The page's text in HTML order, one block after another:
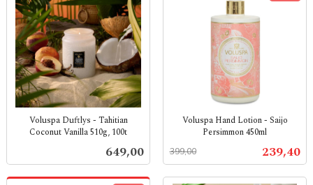
Voluspa Duftlys - Tahitian
Coconut Vanilla 510g, 100t
Pris
649,00
Voluspa Hand Lotion - Saijo
Persimmon 450ml
Tilbud
239,40
399,00
mva.